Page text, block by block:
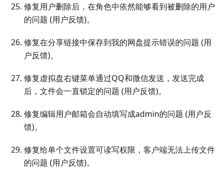
修复用户删除后，在角色中依然能够看到被删除的用户
的问题 (用户反馈)。
修复在分享链接中保存到我的网盘提示错误的问题 (用
户反馈)。
修复虚拟盘右键菜单通过QQ和微信发送，发送完成
后，文件会一直锁定的问题 (用户反馈)。
修复编辑用户邮箱会自动填写成admin的问题 (用户反
馈)。
修复给单个文件设置可读写权限，客户端无法上传文件
的问题 (用户反馈)。